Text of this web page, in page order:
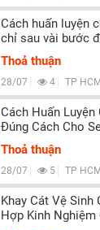
Cách huấn luyện
chỉ sau vài bước
Thoả thuận
28/07 4 TP HCM
Cách Huấn Luyện
Đúng Cách Cho
Thoả thuận
28/07 5 TP HCM
Khay Cát Vệ
Hợp Kinh Nghiệm